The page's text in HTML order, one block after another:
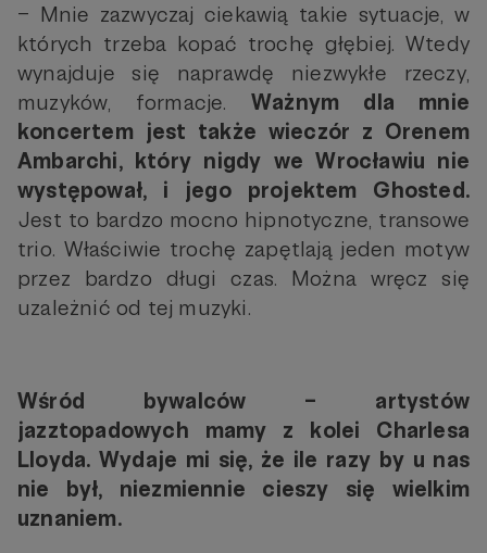
– Mnie zazwyczaj ciekawią takie sytuacje, w
których trzeba kopać trochę głębiej. Wtedy
wynajduje się naprawdę niezwykłe rzeczy,
muzyków, formacje. Ważnym dla mnie
koncertem jest także wieczór z Orenem
Ambarchi, który nigdy we Wrocławiu nie
występował, i jego projektem Ghosted.
Jest to bardzo mocno hipnotyczne, transowe
trio. Właściwie trochę zapętlają jeden motyw
przez bardzo długi czas. Można wręcz się
uzależnić od tej muzyki.
Wśród bywalców – artystów
jazztopadowych mamy z kolei Charlesa
Lloyda. Wydaje mi się, że ile razy by u nas
nie był, niezmiennie cieszy się wielkim
uznaniem.